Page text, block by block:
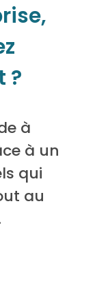
?
à
à un
qui
au